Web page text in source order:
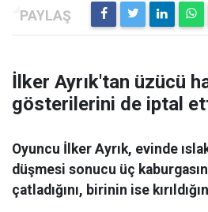
İlker Ayrık'tan üzücü
gösterilerini de iptal
Oyuncu İlker Ayrık, evinde
düşmesi sonucu üç
çatladığını, birinin ise